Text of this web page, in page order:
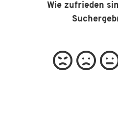
Wie zufrieden